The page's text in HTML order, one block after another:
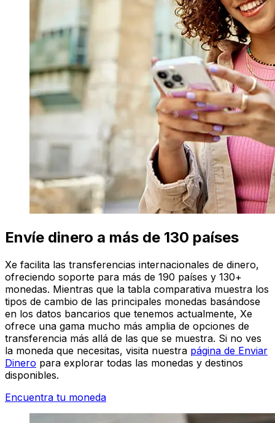
Envíe dinero a más de 130 países
Xe facilita las transferencias internacionales de dinero,
ofreciendo soporte para más de 190 países y 130+
monedas. Mientras que la tabla comparativa muestra los
tipos de cambio de las principales monedas basándose
en los datos bancarios que tenemos actualmente, Xe
ofrece una gama mucho más amplia de opciones de
transferencia más allá de las que se muestra. Si no ves
la moneda que necesitas, visita nuestra página de Enviar
Dinero para explorar todas las monedas y destinos
disponibles.
Encuentra tu moneda